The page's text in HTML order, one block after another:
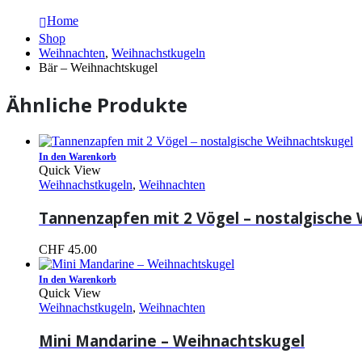
Home
Shop
Weihnachten, Weihnachstkugeln
Bär – Weihnachtskugel
Ähnliche Produkte
In den Warenkorb
Quick View
Weihnachstkugeln, Weihnachten
Tannenzapfen mit 2 Vögel – nostalgische
CHF 45.00
In den Warenkorb
Quick View
Weihnachstkugeln, Weihnachten
Mini Mandarine – Weihnachtskugel